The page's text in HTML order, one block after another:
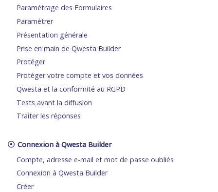
Paramétrage des Formulaires
Paramétrer
Présentation générale
Prise en main de Qwesta Builder
Protéger
Protéger votre compte et vos données
Qwesta et la conformité au RGPD
Tests avant la diffusion
Traiter les réponses
Connexion à Qwesta Builder
Compte, adresse e-mail et mot de passe oubliés
Connexion à Qwesta Builder
Créer